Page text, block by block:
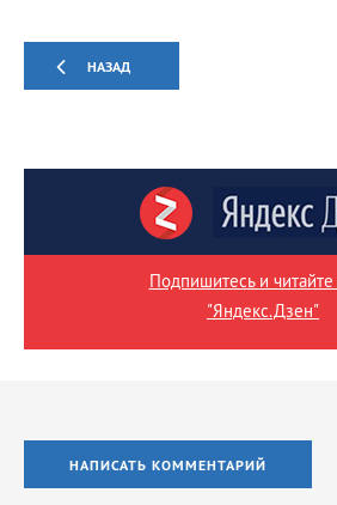
НАЗАД
Подпишитесь и читайте
"Яндекс.Дзен"
НАПИСАТЬ КОММЕНТАРИЙ